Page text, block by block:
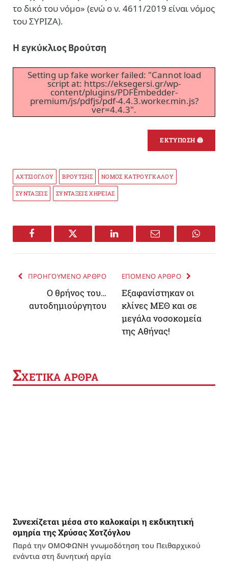
το δικό του νόμο» (ενώ ο ν. 4611/2019 είναι νόμος
του ΣΥΡΙΖΑ).
Η εγκύκλιος Βρούτση
Setting up fake worker failed: "Cannot load
script at: https://eksegersi.gr/wp-
content/plugins/PDFEmbedder-
premium/js/pdfjs/pdf-4.4.3.worker.min.js?
ver=4.4.3".
ΕΚΤΥΠΩΣΗ 🖨
ΑΧΤΣΙΟΓΛΟΥ ΒΡΟΥΤΣΗΣ ΝΟΜΟΣ ΚΑΤΡΟΥΓΚΑΛΟΥ
ΣΥΝΤΑΞΕΙΣ ΣΥΝΤΑΞΕΙΣ ΧΗΡΕΙΑΣ
Facebook Twitter LinkedIn Email
ΠΡΟΗΓΟΥΜΕΝΟ ΑΡΘΡΟ
Ο θρήνος του…
αυτοδημιούργητου
ΕΠΟΜΕΝΟ ΑΡΘΡΟ
Εξαφανίστηκαν οι
κλίνες ΜΕΘ και σε
μεγάλα νοσοκομεία
της Αθήνας!
ΣΧΕΤΙΚΑ ΑΡΘΡΑ
Συνεχίζεται μέσα στο καλοκαίρι η εκδικητική
ομηρία της Χρύσας Χοτζόγλου
Παρά την ΟΜΟΦΩΝΗ γνωμοδότηση του Πειθαρχικού
ενάντια στη δυνητική αργία